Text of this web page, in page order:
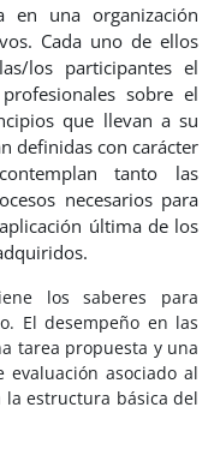
en una organización
Cada uno de ellos
los participantes el
sobre el
que llevan a su
definidas con carácter
tanto las
necesarios para
última de los
los saberes para
El desempeño en las
tarea propuesta y una
asociado al
estructura básica del